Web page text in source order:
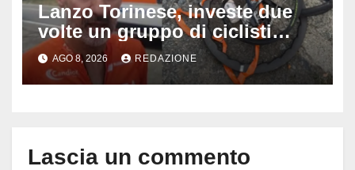
Lanzo Torinese, investe due
volte un gruppo di ciclisti
dopo una lite: arrestato
73enne, il racconto choc di un
ferito
AGO 8, 2026 REDAZIONE
Lascia un commento